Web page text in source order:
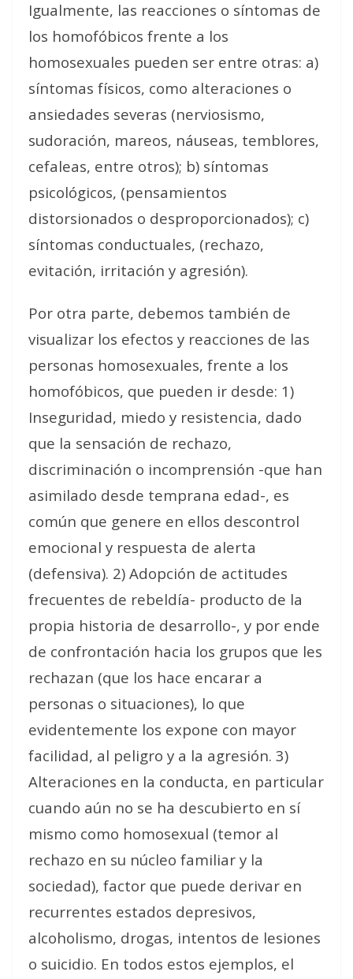
Igualmente, las reacciones o síntomas de
los homofóbicos frente a los
homosexuales pueden ser entre otras: a)
síntomas físicos, como alteraciones o
ansiedades severas (nerviosismo,
sudoración, mareos, náuseas, temblores,
cefaleas, entre otros); b) síntomas
psicológicos, (pensamientos
distorsionados o desproporcionados); c)
síntomas conductuales, (rechazo,
evitación, irritación y agresión).
Por otra parte, debemos también de
visualizar los efectos y reacciones de las
personas homosexuales, frente a los
homofóbicos, que pueden ir desde: 1)
Inseguridad, miedo y resistencia, dado
que la sensación de rechazo,
discriminación o incomprensión -que han
asimilado desde temprana edad-, es
común que genere en ellos descontrol
emocional y respuesta de alerta
(defensiva). 2) Adopción de actitudes
frecuentes de rebeldía- producto de la
propia historia de desarrollo-, y por ende
de confrontación hacia los grupos que les
rechazan (que los hace encarar a
personas o situaciones), lo que
evidentemente los expone con mayor
facilidad, al peligro y a la agresión. 3)
Alteraciones en la conducta, en particular
cuando aún no se ha descubierto en sí
mismo como homosexual (temor al
rechazo en su núcleo familiar y la
sociedad), factor que puede derivar en
recurrentes estados depresivos,
alcoholismo, drogas, intentos de lesiones
o suicidio. En todos estos ejemplos, el